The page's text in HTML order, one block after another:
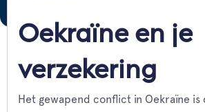
Oekraïne en je
verzekering
Het gewapend conflict in Oekraïne is